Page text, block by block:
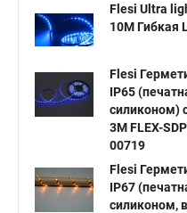
Flesi Ultra
10M Гибкая
Flesi
IP65
силиконом)
3М FLEX-
00719
Flesi
IP67
силиконом,